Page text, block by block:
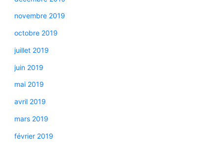
novembre 2019
octobre 2019
juillet 2019
juin 2019
mai 2019
avril 2019
mars 2019
février 2019